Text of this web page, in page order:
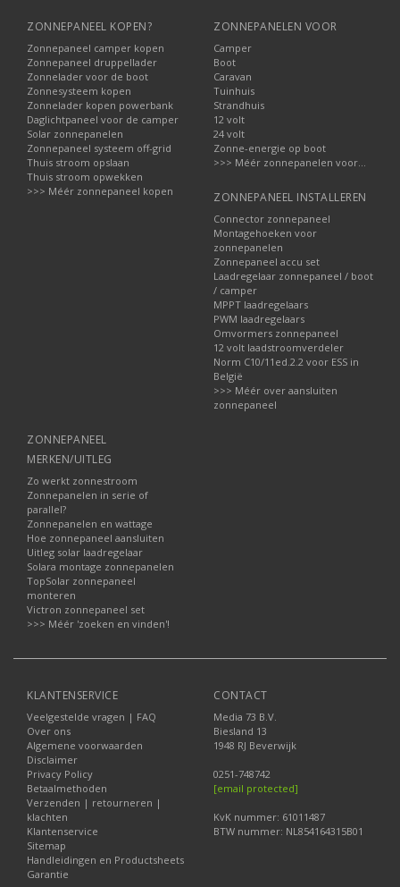
ZONNEPANEEL KOPEN?
Zonnepaneel camper kopen
Zonnepaneel druppellader
Zonnelader voor de boot
Zonnesysteem kopen
Zonnelader kopen powerbank
Daglichtpaneel voor de camper
Solar zonnepanelen
Zonnepaneel systeem off-grid
Thuis stroom opslaan
Thuis stroom opwekken
>>> Méér zonnepaneel kopen
ZONNEPANELEN VOOR
Camper
Boot
Caravan
Tuinhuis
Strandhuis
12 volt
24 volt
Zonne-energie op boot
>>> Méér zonnepanelen voor...
ZONNEPANEEL INSTALLEREN
Connector zonnepaneel
Montagehoeken voor
zonnepanelen
Zonnepaneel accu set
Laadregelaar zonnepaneel / boot
/ camper
MPPT laadregelaars
PWM laadregelaars
Omvormers zonnepaneel
12 volt laadstroomverdeler
Norm C10/11ed.2.2 voor ESS in
België
>>> Méér over aansluiten
zonnepaneel
ZONNEPANEEL
MERKEN/UITLEG
Zo werkt zonnestroom
Zonnepanelen in serie of
parallel?
Zonnepanelen en wattage
Hoe zonnepaneel aansluiten
Uitleg solar laadregelaar
Solara montage zonnepanelen
TopSolar zonnepaneel
monteren
Victron zonnepaneel set
>>> Méér 'zoeken en vinden'!
KLANTENSERVICE
Veelgestelde vragen | FAQ
Over ons
Algemene voorwaarden
Disclaimer
Privacy Policy
Betaalmethoden
Verzenden | retourneren |
klachten
Klantenservice
Sitemap
Handleidingen en Productsheets
Garantie
CONTACT
Media 73 B.V.
Biesland 13
1948 RJ Beverwijk
0251-748742
[email protected]
KvK nummer: 61011487
BTW nummer: NL854164315B01